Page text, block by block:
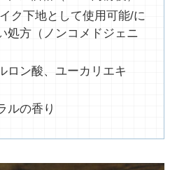
ク下地として使用可能/に
処方（ノンコメドジェニ
ロン酸、ユーカリエキ
ルの香り